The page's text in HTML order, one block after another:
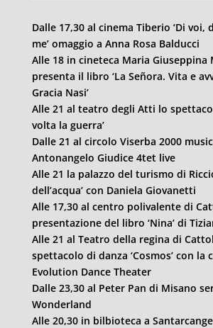
Dalle 17,30 al cinema Tiberio ‘Di voi,
me’ omaggio a Anna Rosa Balducci
Alle 18 in cineteca Maria Giuseppina
presenta il libro ‘La Señora. Vita e
Gracia Nasi’
Alle 21 al teatro degli Atti lo
volta la guerra’
Dalle 21 al circolo Viserba 2000
Antonangelo Giudice 4tet live
Alle 21 la palazzo del turismo di
dell’acqua’ con Daniela Giovanetti
Alle 17,30 al centro polivalente di
presentazione del libro ‘Nina’ di
Alle 21 al Teatro della regina di
spettacolo di danza ‘Cosmos’ con la
Evolution Dance Theater
Dalle 23,30 al Peter Pan di Misano
Wonderland
Alle 20,30 in bilbioteca a